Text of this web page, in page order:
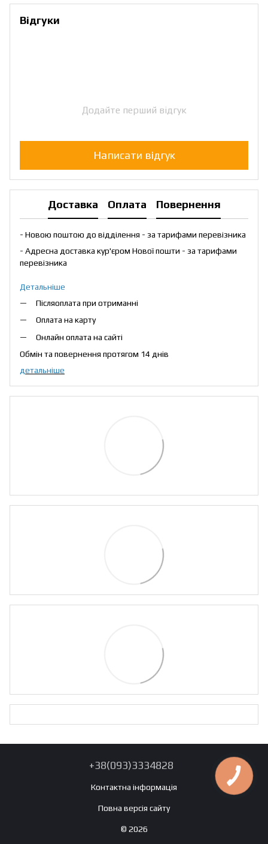
Відгуки
Додайте перший відгук
Написати відгук
Доставка Оплата Повернення
- Новою поштою до відділення - за тарифами перевізника
- Адресна доставка кур'єром Нової пошти - за тарифами
перевізника
Детальніше
Післяоплата при отриманні
Оплата на карту
Онлайн оплата на сайті
Обмін та повернення протягом 14 днів
детальніше
+38(093)3334828
Контактна інформація
Повна версія сайту
© 2026